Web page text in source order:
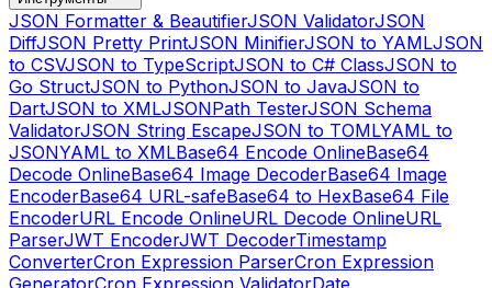
JSON Formatter & BeautifierJSON ValidatorJSON
DiffJSON Pretty PrintJSON MinifierJSON to YAMLJSON
to CSVJSON to TypeScriptJSON to C# ClassJSON to
Go StructJSON to PythonJSON to JavaJSON to
DartJSON to XMLJSONPath TesterJSON Schema
ValidatorJSON String EscapeJSON to TOMLYAML to
JSONYAML to XMLBase64 Encode OnlineBase64
Decode OnlineBase64 Image DecoderBase64 Image
EncoderBase64 URL-safeBase64 to HexBase64 File
EncoderURL Encode OnlineURL Decode OnlineURL
ParserJWT EncoderJWT DecoderTimestamp
ConverterCron Expression ParserCron Expression
GeneratorCron Expression ValidatorDate